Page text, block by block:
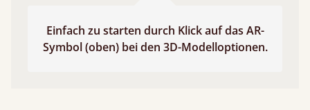
Einfach zu starten durch Klick auf das AR-
Symbol (oben) bei den 3D-Modelloptionen.